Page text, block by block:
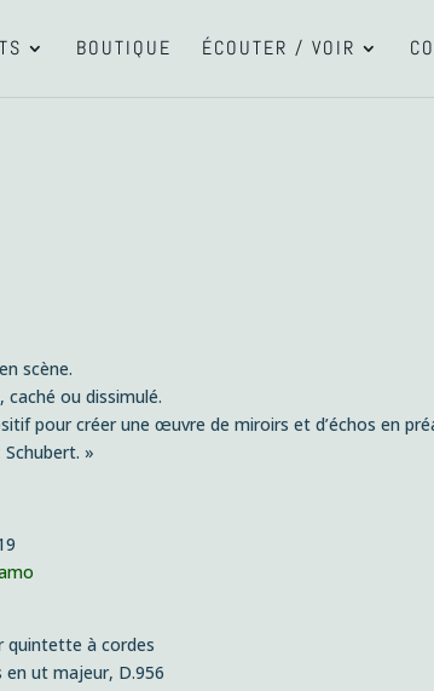
BOUTIQUE ÉCOUTER / VOIR
scène.
ou dissimulé.
pour créer une œuvre de miroirs et d’échos en
»
quintette à cordes
ut majeur, D.956